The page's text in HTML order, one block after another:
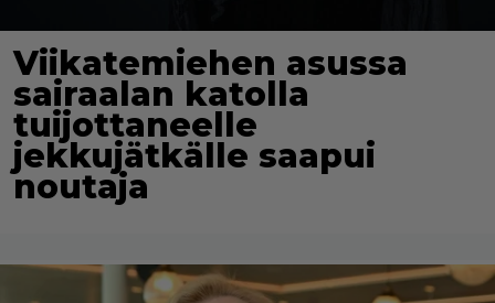
Viikatemiehen asussa
sairaalan katolla
tuijottaneelle
jekkujätkälle saapui
noutaja